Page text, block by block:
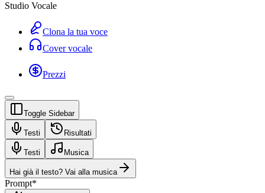
Studio Vocale
Clona la tua voce
Cover vocale
Prezzi
Toggle Sidebar
Testi Risultati
Testi Musica
Hai già il testo? Vai alla musica
Prompt*